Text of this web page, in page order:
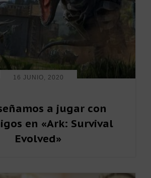
16 JUNIO, 2020
a jugar con
en «Ark: Survival
Evolved»